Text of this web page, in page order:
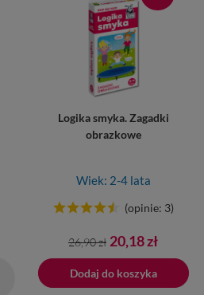
Logika smyka. Zagadki
obrazkowe
Wiek: 2-4 lata
(opinie: 3)
Cena
podstawowa
26,90 zł Cena
20,18 zł
Dodaj do koszyka